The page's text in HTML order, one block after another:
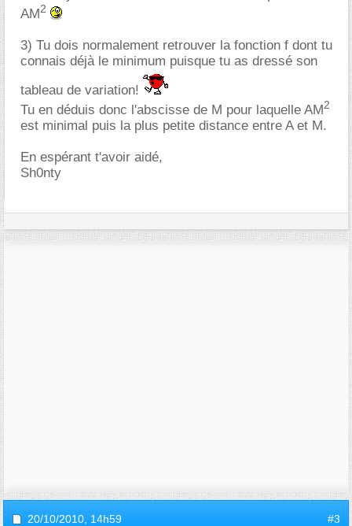
AM2
3) Tu dois normalement retrouver la fonction f dont tu
connais déjà le minimum puisque tu as dressé son
tableau de variation!
Tu en déduis donc l'abscisse de M pour laquelle AM2
est minimal puis la plus petite distance entre A et M.
En espérant t'avoir aidé,
Sh0nty
20/10/2010, 14h59 #3